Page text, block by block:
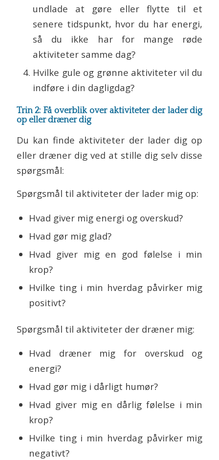
undlade at gøre eller flytte til et
senere tidspunkt, hvor du har energi,
så du ikke har for mange røde
aktiviteter samme dag?
Hvilke gule og grønne aktiviteter vil du
indføre i din dagligdag?
Trin 2: Få overblik over aktiviteter der lader dig
op eller dræner dig
Du kan finde aktiviteter der lader dig op
eller dræner dig ved at stille dig selv disse
spørgsmål:
Spørgsmål til aktiviteter der lader mig op:
Hvad giver mig energi og overskud?
Hvad gør mig glad?
Hvad giver mig en god følelse i min
krop?
Hvilke ting i min hverdag påvirker mig
positivt?
Spørgsmål til aktiviteter der dræner mig:
Hvad dræner mig for overskud og
energi?
Hvad gør mig i dårligt humør?
Hvad giver mig en dårlig følelse i min
krop?
Hvilke ting i min hverdag påvirker mig
negativt?